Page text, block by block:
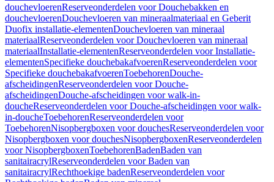
douchevloerenReserveonderdelen voor Douchebakken en
douchevloerenDouchevloeren van mineraalmateriaal en Geberit
Duofix installatie-elementenDouchevloeren van mineraal
materiaalReserveonderdelen voor Douchevloeren van mineraal
materiaalInstallatie-elementenReserveonderdelen voor Installatie-
elementenSpecifieke douchebakafvoerenReserveonderdelen voor
Specifieke douchebakafvoerenToebehorenDouche-
afscheidingenReserveonderdelen voor Douche-
afscheidingenDouche-afscheidingen voor walk-in-
doucheReserveonderdelen voor Douche-afscheidingen voor walk-
in-doucheToebehorenReserveonderdelen voor
ToebehorenNisopbergboxen voor douchesReserveonderdelen voor
Nisopbergboxen voor douchesNisopbergboxenReserveonderdelen
voor NisopbergboxenToebehorenBadenBaden van
sanitairacrylReserveonderdelen voor Baden van
sanitairacrylRechthoekige badenReserveonderdelen voor